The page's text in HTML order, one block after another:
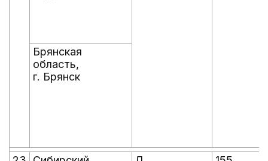
Брянская
область,
г. Брянск